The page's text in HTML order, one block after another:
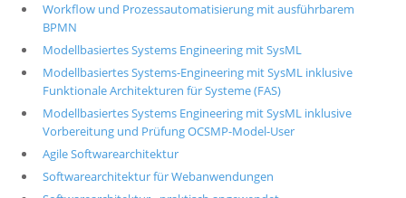
Workflow und Prozessautomatisierung mit ausführbarem
BPMN
Modellbasiertes Systems Engineering mit SysML
Modellbasiertes Systems-Engineering mit SysML inklusive
Funktionale Architekturen für Systeme (FAS)
Modellbasiertes Systems Engineering mit SysML inklusive
Vorbereitung und Prüfung OCSMP-Model-User
Agile Softwarearchitektur
Softwarearchitektur für Webanwendungen